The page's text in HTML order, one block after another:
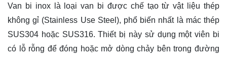
Van bi inox là loại van bi được chế tạo từ vật liệu thép
không gỉ (Stainless Use Steel), phổ biến nhất là mác thép
SUS304 hoặc SUS316. Thiết bị này sử dụng một viên bi
có lỗ rỗng để đóng hoặc mở dòng chảy bên trong đường